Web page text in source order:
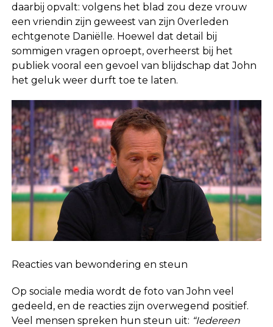
daarbij opvalt: volgens het blad zou deze vrouw
een vriendin zijn geweest van zijn 0verleden
echtgenote Daniëlle. Hoewel dat detail bij
sommigen vragen oproept, overheerst bij het
publiek vooral een gevoel van blijdschap dat John
het geluk weer durft toe te laten.
Reacties van bewondering en steun
Op sociale media wordt de foto van John veel
gedeeld, en de reacties zijn overwegend positief.
Veel mensen spreken hun steun uit: “Iedereen